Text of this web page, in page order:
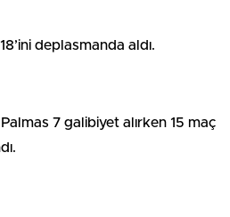
deplasmanda aldı.
7 galibiyet alırken 15 maç